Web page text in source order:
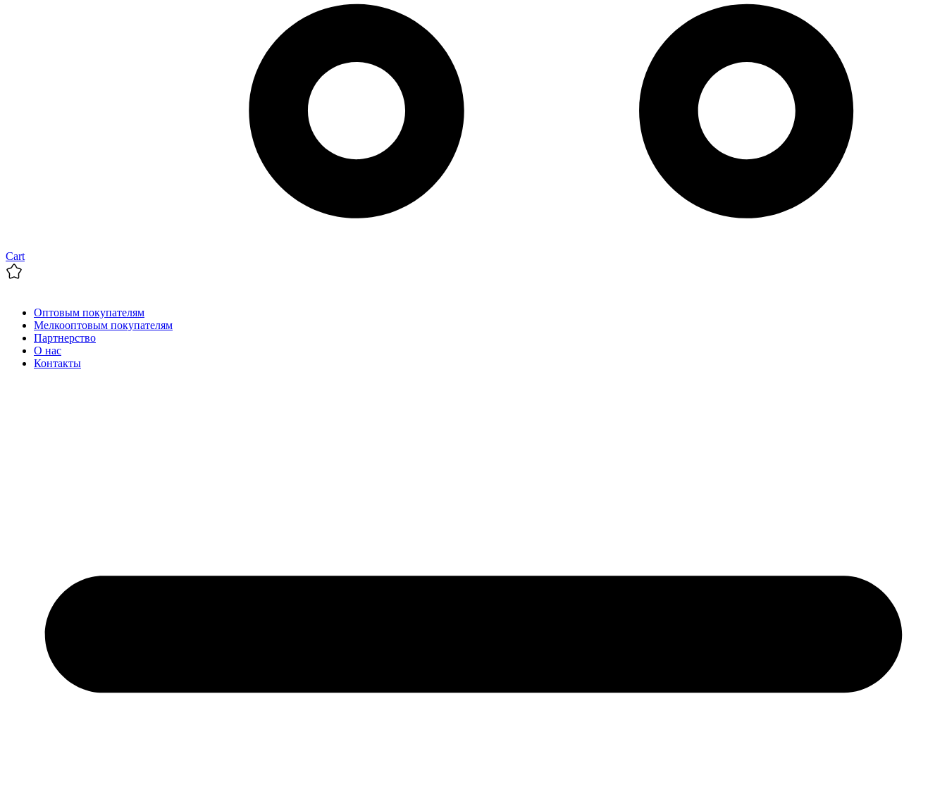
Cart
Оптовым покупателям
Мелкооптовым покупателям
Партнерство
О нас
Контакты